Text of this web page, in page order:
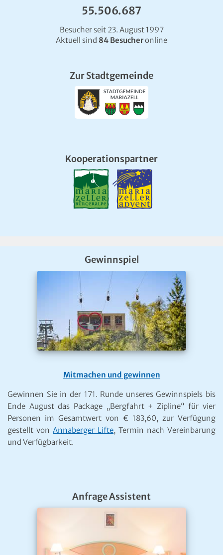
55.506.687
Besucher seit 23. August 1997
Aktuell sind 84 Besucheronline
Zur Stadtgemeinde
Kooperationspartner
Gewinnspiel
Mitmachen und gewinnen
Gewinnen Sie in der 171. Runde unseres Gewinnspiels bis
Ende August das Package „Bergfahrt + Zipline“ für vier
Personen im Gesamtwert von € 183,60, zur Verfügung
gestellt von Annaberger Lifte, Termin nach Vereinbarung
und Verfügbarkeit.
Anfrage Assistent